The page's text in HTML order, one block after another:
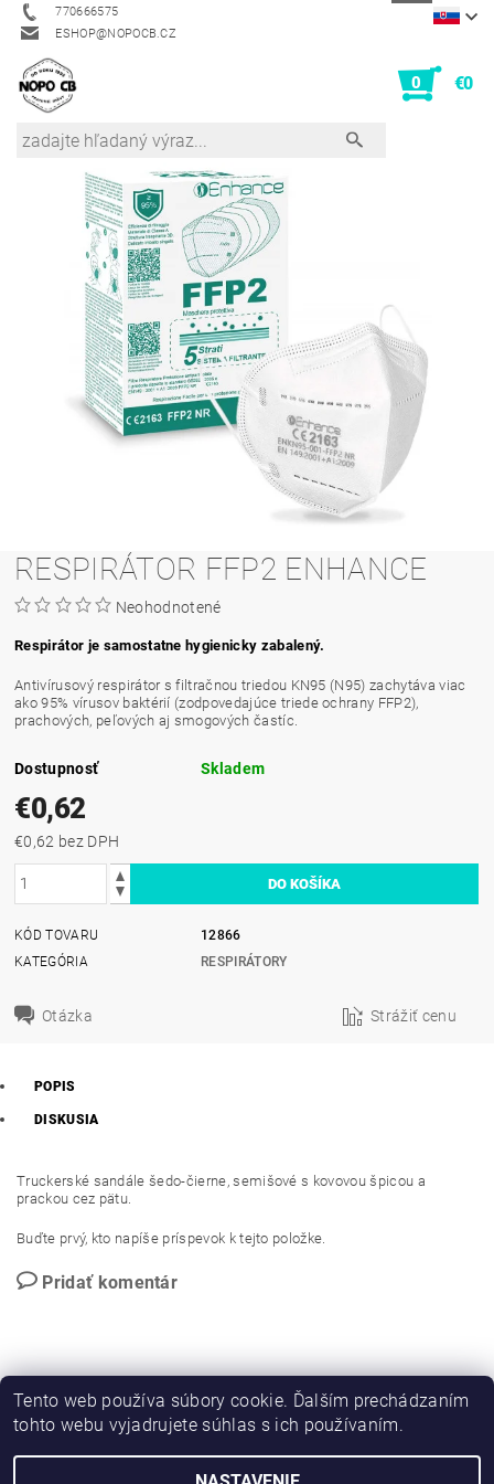
770666575
ESHOP@NOPOCB.CZ
0 €0
RESPIRÁTOR FFP2 ENHANCE
Neohodnotené
Respirátor je samostatne hygienicky zabalený.
Antivírusový respirátor s filtračnou triedou KN95 (N95) zachytáva viac
ako 95% vírusov baktérií (zodpovedajúce triede ochrany FFP2),
prachových, peľových aj smogových častíc.
Dostupnosť Skladem
€0,62
€0,62 bez DPH
KÓD TOVARU
12866
KATEGÓRIA
RESPIRÁTORY
Otázka Strážiť cenu
POPIS
DISKUSIA
Truckerské sandále šedo-čierne, semišové s kovovou špicou a
prackou cez pätu.
Buďte prvý, kto napíše príspevok k tejto položke.
Pridať komentár
Tento web používa súbory cookie. Ďalším prechádzaním
tohto webu vyjadrujete súhlas s ich používaním.